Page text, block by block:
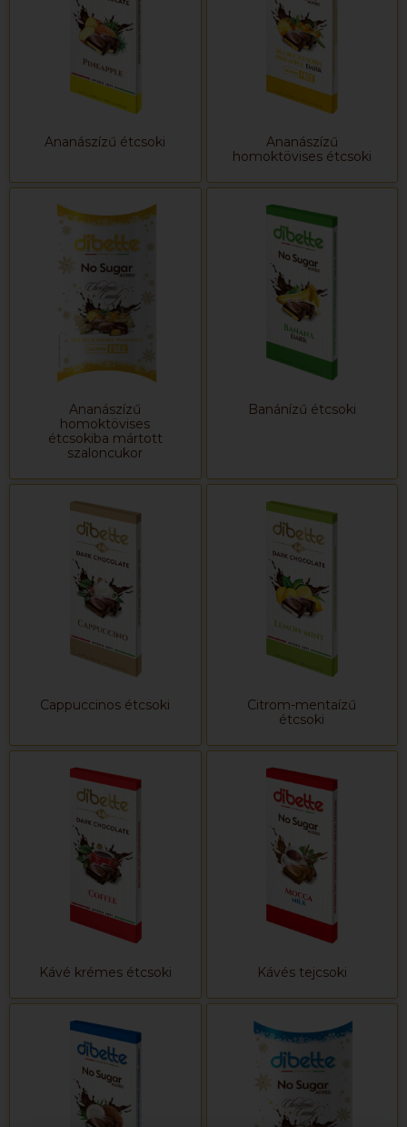
Ananászízű étcsoki
Ananászízű
homoktövises étcsoki
Ananászízű
homoktövises
étcsokiba mártott
szaloncukor
Banánízű étcsoki
Cappuccinos étcsoki
Citrom-mentaízű
étcsoki
Kávé krémes étcsoki Kávés tejcsoki